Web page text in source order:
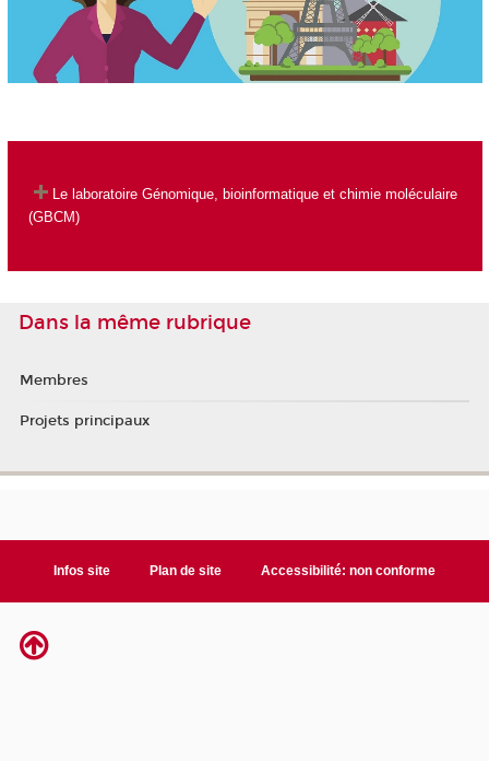
Le laboratoire Génomique, bioinformatique et chimie moléculaire
(GBCM)
Dans la même rubrique
Membres
Projets principaux
Infos site Plan de site Accessibilité: non conforme